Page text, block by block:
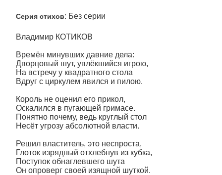
Серия стихов: Без серии
Владимир КОТИКОВ
Времён минувших давние дела:
Дворцовый шут, увлёкшийся игрою,
На встречу у квадратного стола
Вдруг с циркулем явился и пилою.
Король не оценил его прикол,
Оскалился в пугающей гримасе.
Понятно почему, ведь круглый стол
Несёт угрозу абсолютной власти.
Решил властитель, это неспроста,
Глоток изрядный отхлебнув из кубка,
Поступок обнаглевшего шута
Он опроверг своей изящной шуткой.